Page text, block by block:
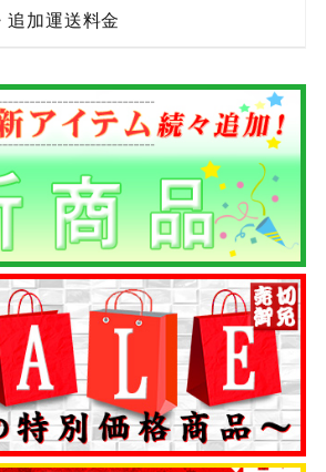
追加運送料金